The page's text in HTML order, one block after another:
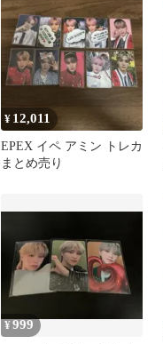
¥ 12,011
EPEX イペ アミン トレカ
まとめ売り
¥999